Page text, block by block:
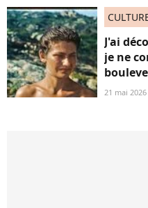
J'ai
je ne
21 mai 2026